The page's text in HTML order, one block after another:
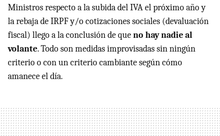
Ministros respecto a la subida delIVAel próximo año y
la rebaja deIRPFy/o cotizaciones sociales (devaluación
fiscal) llego a la conclusión de queno hay nadie al
volante. Todo son medidas improvisadas sin ningún
criterio o con un criterio cambiante según cómo
amanece el día.